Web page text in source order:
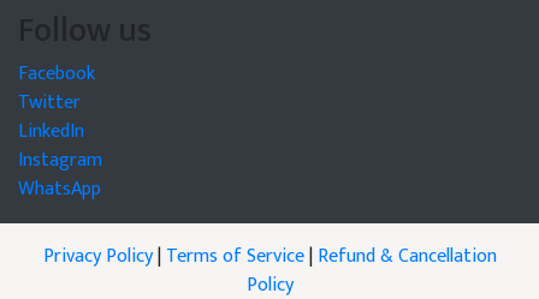
Follow us
Facebook
Twitter
LinkedIn
Instagram
WhatsApp
Privacy Policy|Terms of Service|Refund & Cancellation
Policy